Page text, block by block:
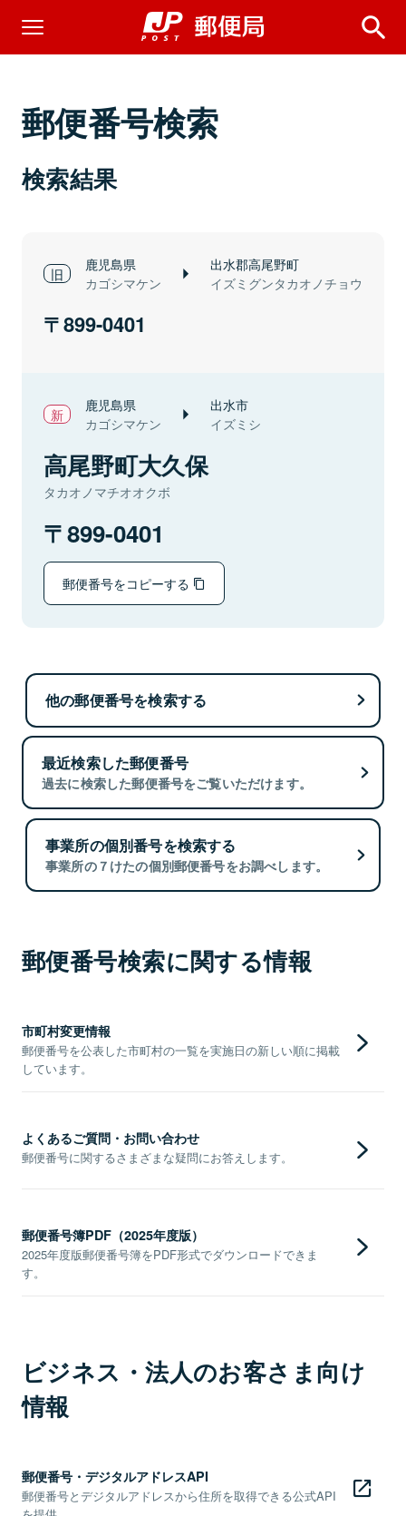
郵便番号検索
検索結果
鹿児島県
カゴシマケン
出水郡高尾野町
イズミグンタカオノチョウ
899-0401
鹿児島県
カゴシマケン
出水市
イズミシ
高尾野町大久保
タカオノマチオオクボ
899-0401
郵便番号をコピーする
他の郵便番号を検索する
最近検索した郵便番号
過去に検索した郵便番号をご覧いただけます。
事業所の個別番号を検索する
事業所の７けたの個別郵便番号をお調べします。
郵便番号検索に関する情報
市町村変更情報
郵便番号を公表した市町村の一覧を実施日の新しい順に掲載
しています。
よくあるご質問・お問い合わせ
郵便番号に関するさまざまな疑問にお答えします。
郵便番号簿PDF（2025年度版）
2025年度版郵便番号簿をPDF形式でダウンロードできま
す。
ビジネス・法人のお客さま向け
情報
郵便番号・デジタルアドレスAPI
郵便番号とデジタルアドレスから住所を取得できる公式API